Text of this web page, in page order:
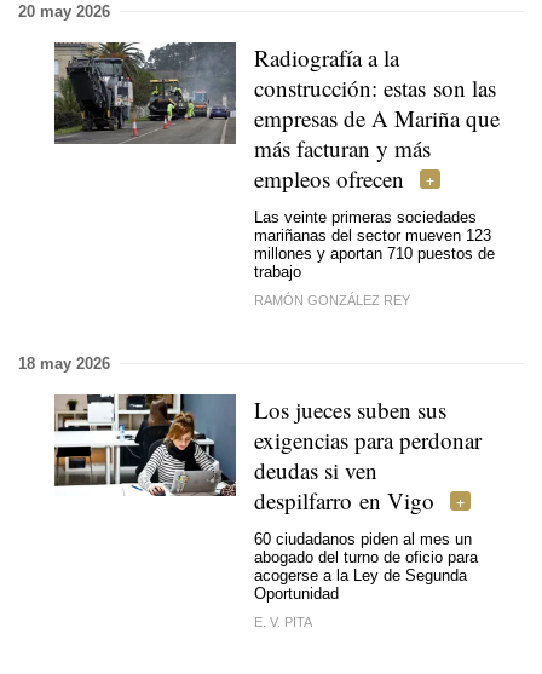
20 may 2026
Radiografía a la
construcción: estas son las
empresas de A Mariña que
más facturan y más
empleos ofrecen
Las veinte primeras sociedades
mariñanas del sector mueven 123
millones y aportan 710 puestos de
trabajo
RAMÓN GONZÁLEZ REY
18 may 2026
Los jueces suben sus
exigencias para perdonar
deudas si ven
despilfarro en Vigo
60 ciudadanos piden al mes un
abogado del turno de oficio para
acogerse a la Ley de Segunda
Oportunidad
E. V. PITA